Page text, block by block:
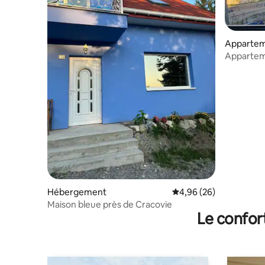
Hébergement Évaluation moyenne
4,96 (26)
Maison bleue près de Cracovie
Le